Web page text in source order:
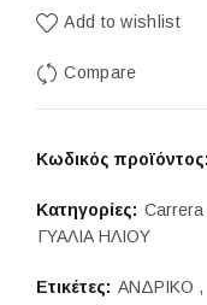
Add to wishlist
Compare
Κωδικός προϊόντος:
Κατηγορίες: Carrera
ΓΥΑΛΙΑ ΗΛΙΟΥ
Ετικέτες: ΑΝΔΡΙΚΟ ,